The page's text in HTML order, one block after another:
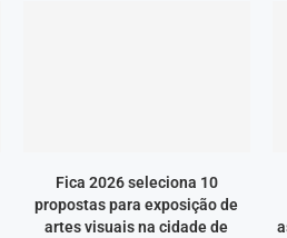
Fica 2026 seleciona 10
propostas para exposição de
artes visuais na cidade de